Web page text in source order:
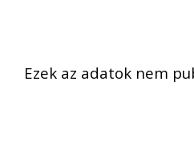
Ezek az adatok nem